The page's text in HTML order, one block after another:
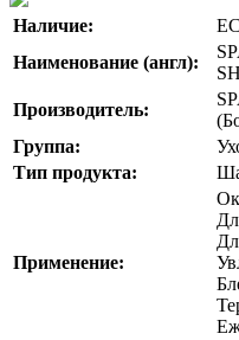
Наличие:
Наименование (англ):
Производитель:
Группа:
Тип продукта:
Применение: